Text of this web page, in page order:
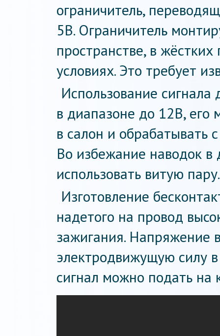
ограничитель,
5В. Ограничитель
пространстве, в
условиях. Это требует
Использование сигнала
в диапазоне до 12В, его
в салон и обрабатывать
Во избежание наводок
использовать витую пару.
Изготовление
надетого на провод
зажигания. Напряжение
электродвижущую силу
сигнал можно подать на